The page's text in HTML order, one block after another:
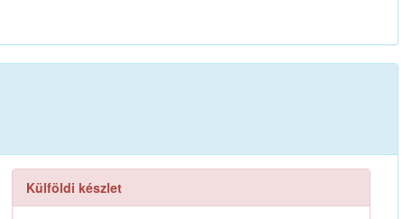
Külföldi készlet